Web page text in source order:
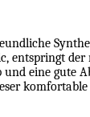
entspringt
eine gute